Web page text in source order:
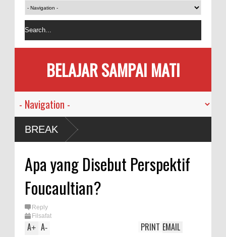
BELAJAR SAMPAI MATI
BREAK
Apa yang Disebut Perspektif
Foucaultian?
Reply
Filsafat
A+ A- EMAIL
PRINT